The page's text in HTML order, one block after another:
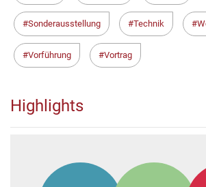
Sonderausstellung Technik
Vorführung Vortrag
Highlights